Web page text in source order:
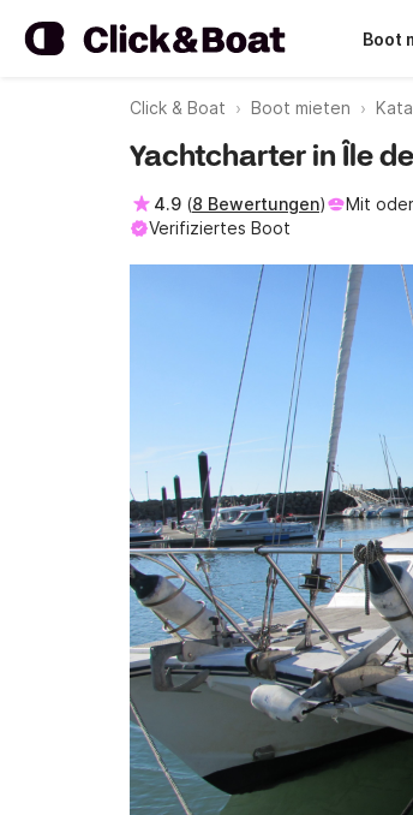
Boot
Click & Boat Boot mieten
Yachtcharter in Île
4.9 (8 Bewertungen) Mit
Verifiziertes Boot